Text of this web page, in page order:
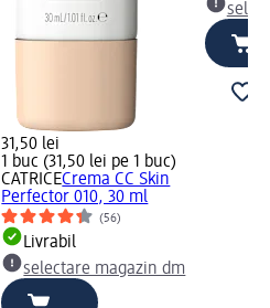
31,50 lei
1 buc (31,50 lei pe 1 buc)
CATRICECrema CC Skin
Perfector 010, 30 ml
(56)
Livrabil
selectare magazin dm